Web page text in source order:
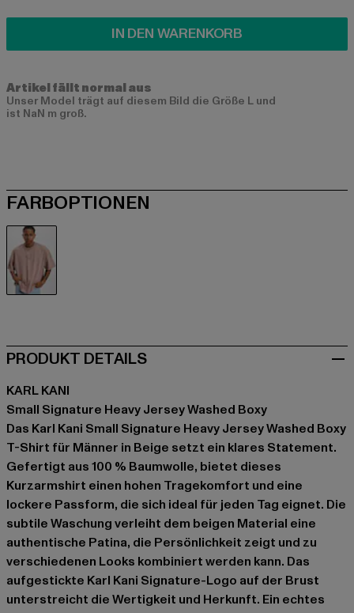
IN DEN WARENKORB
Artikel fällt normal aus
Unser Model trägt auf diesem Bild die Größe L und
ist NaN m groß.
FARBOPTIONEN
PRODUKT DETAILS
KARL KANI
Small Signature Heavy Jersey Washed Boxy
Das Karl Kani Small Signature Heavy Jersey Washed Boxy
T-Shirt für Männer in Beige setzt ein klares Statement.
Gefertigt aus 100 % Baumwolle, bietet dieses
Kurzarmshirt einen hohen Tragekomfort und eine
lockere Passform, die sich ideal für jeden Tag eignet. Die
subtile Waschung verleiht dem beigen Material eine
authentische Patina, die Persönlichkeit zeigt und zu
verschiedenen Looks kombiniert werden kann. Das
aufgestickte Karl Kani Signature-Logo auf der Brust
unterstreicht die Wertigkeit und Herkunft. Ein echtes